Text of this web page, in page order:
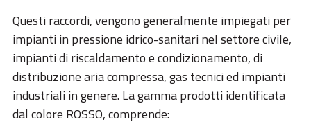
Questi raccordi, vengono generalmente impiegati per
impianti in pressione idrico-sanitari nel settore civile,
impianti di riscaldamento e condizionamento, di
distribuzione aria compressa, gas tecnici ed impianti
industriali in genere. La gamma prodotti identificata
dal colore ROSSO, comprende: